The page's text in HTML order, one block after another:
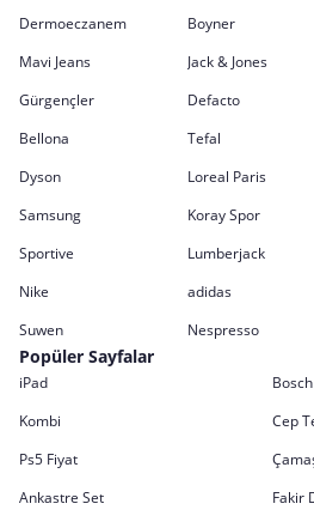
Dermoeczanem
Boyner
Mavi Jeans
Jack & Jones
Gürgençler
Defacto
Bellona
Tefal
Dyson
Loreal Paris
Samsung
Koray Spor
Sportive
Lumberjack
Nike
adidas
Suwen
Nespresso
Popüler Sayfalar
iPad
Kombi
Cep
Ps5 Fiyat
Ankastre Set
Fakir